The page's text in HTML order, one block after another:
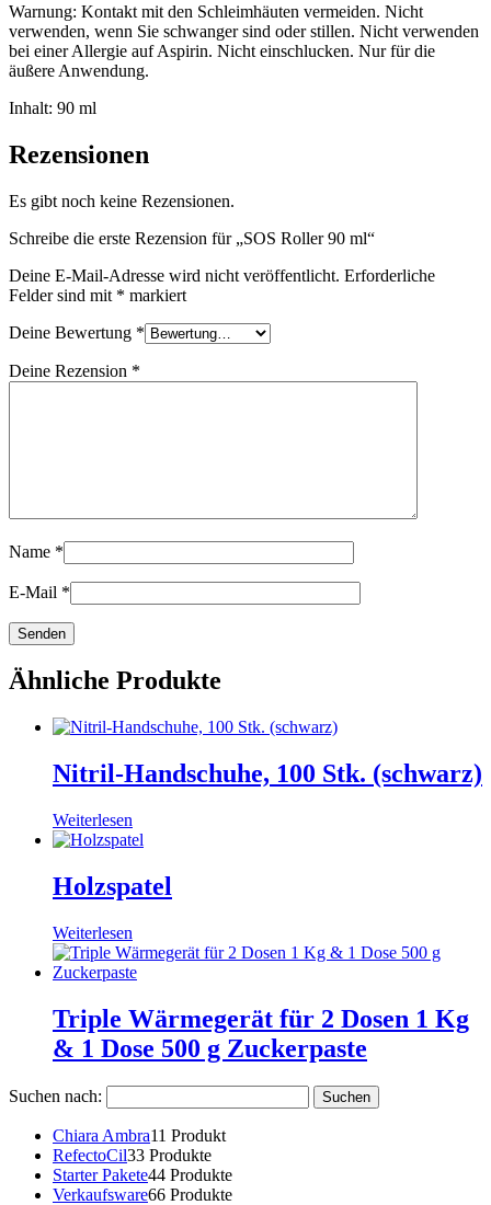
Warnung: Kontakt mit den Schleimhäuten vermeiden. Nicht
verwenden, wenn Sie schwanger sind oder stillen. Nicht verwenden
bei einer Allergie auf Aspirin. Nicht einschlucken. Nur für die
äußere Anwendung.
Inhalt: 90 ml
Rezensionen
Es gibt noch keine Rezensionen.
Schreibe die erste Rezension für „SOS Roller 90 ml“
Deine E-Mail-Adresse wird nicht veröffentlicht. Erforderliche
Felder sind mit * markiert
Deine Bewertung *
Deine Rezension *
Name *
E-Mail *
Ähnliche Produkte
Nitril-Handschuhe, 100 Stk. (schwarz)
Weiterlesen
Holzspatel
Weiterlesen
Triple Wärmegerät für 2 Dosen 1 Kg
& 1 Dose 500 g Zuckerpaste
Suchen nach:
Chiara Ambra11 Produkt
RefectoCil33 Produkte
Starter Pakete44 Produkte
Verkaufsware66 Produkte